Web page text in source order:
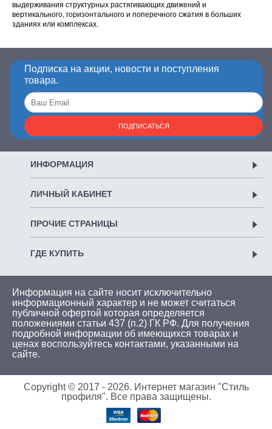
выдерживания структурных растягивающих движений и
вертикального, горизонтального и поперечного сжатия в больших
зданиях или комплексах.
Подписка на акции, новости и поступления
товара.
ПОДПИСАТЬСЯ
ИНФОРМАЦИЯ
ЛИЧНЫЙ КАБИНЕТ
ПРОЧИЕ СТРАНИЦЫ
ГДЕ КУПИТЬ
Информация на сайте носит исключительно
информационный характер и не может считаться
публичной офертой которая определяется
положениями статьи 437 (п.2) ГК РФ. Для получения
подробной информации об имеющихся товарах и
ценах воспользуйтесь контактами, указанными на
сайте.
Copyright © 2017 - 2026. Интернет магазин "Стиль
профиля". Все права защищены.